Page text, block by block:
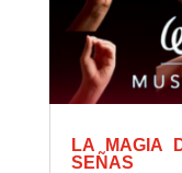
LA MAGIA
SEÑAS